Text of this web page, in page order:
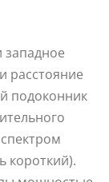
расстояние
подоконник
короткий).